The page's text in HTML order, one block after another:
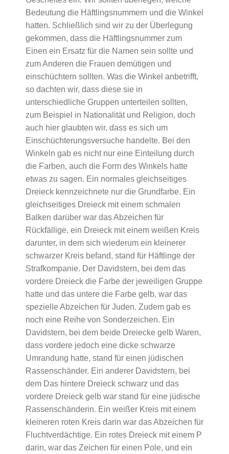
Bedeutung die Häftlingsnummern und die Winkel
hatten. Schließlich sind wir zu der Überlegung
gekommen, dass die Häftlingsnummer zum
Einen ein Ersatz für die Namen sein sollte und
zum Anderen die Frauen demütigen und
einschüchtern sollten. Was die Winkel anbetrifft,
so dachten wir, dass diese sie in
unterschiedliche Gruppen unterteilen sollten,
zum Beispiel in Nationalität und Religion, doch
auch hier glaubten wir, dass es sich um
Einschüchterungsversuche handelte. Bei den
Winkeln gab es nicht nur eine Einteilung durch
die Farben, auch die Form des Winkels hatte
etwas zu sagen. Ein normales gleichseitiges
Dreieck kennzeichnete nur die Grundfarbe. Ein
gleichseitiges Dreieck mit einem schmalen
Balken darüber war das Abzeichen für
Rückfällige, ein Dreieck mit einem weißen Kreis
darunter, in dem sich wiederum ein kleinerer
schwarzer Kreis befand, stand für Häftlinge der
Strafkompanie. Der Davidstern, bei dem das
vordere Dreieck die Farbe der jeweiligen Gruppe
hatte und das untere die Farbe gelb, war das
spezielle Abzeichen für Juden. Zudem gab es
noch eine Reihe von Sonderzeichen. Ein
Davidstern, bei dem beide Dreiecke gelb Waren,
dass vordere jedoch eine dicke schwarze
Umrandung hatte, stand für einen jüdischen
Rassenschänder. Ein anderer Davidstern, bei
dem Das hintere Dreieck schwarz und das
vordere Dreieck gelb war stand für eine jüdische
Rassenschänderin. Ein weißer Kreis mit einem
kleineren roten Kreis darin war das Abzeichen für
Fluchtverdächtige. Ein rotes Dreieck mit einem P
darin, war das Zeichen für einen Pole, und ein